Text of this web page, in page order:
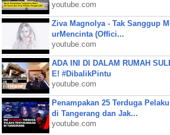
youtube.com
Ziva Magnolya - Tak Sanggup
urMencinta (Offici...
youtube.com
ADA INI DI DALAM RUMAH
E! #DibalikPintu
youtube.com
Penampakan 25 Terduga
di Tangerang dan Jak...
youtube.com